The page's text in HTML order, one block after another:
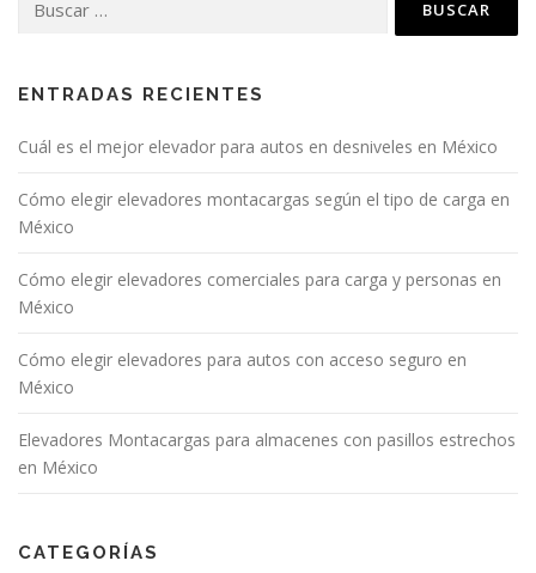
n
e
e
n
r
a
d
a
ENTRADAS RECIENTES
Cuál es el mejor elevador para autos en desniveles en México
Cómo elegir elevadores montacargas según el tipo de carga en
México
Cómo elegir elevadores comerciales para carga y personas en
México
Cómo elegir elevadores para autos con acceso seguro en
México
Elevadores Montacargas para almacenes con pasillos estrechos
en México
CATEGORÍAS